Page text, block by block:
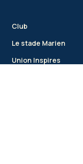
Club
Le stade Marien
Union Inspires